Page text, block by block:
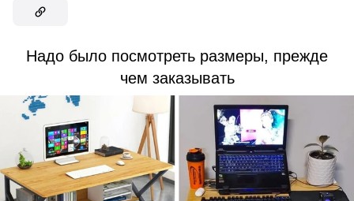
Надо было посмотреть размеры, прежде
чем заказывать